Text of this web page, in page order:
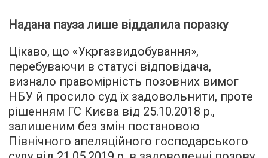
Надана пауза лише віддалила поразку
Цікаво, що «Укргазвидобування»,
перебуваючи в статусі відповідача,
визнало правомірність позовних вимог
НБУ й просило суд їх задовольнити, проте
рішенням ГС Києва від 25.10.2018 р.,
залишеним без змін постановою
Північного апеляційного господарського